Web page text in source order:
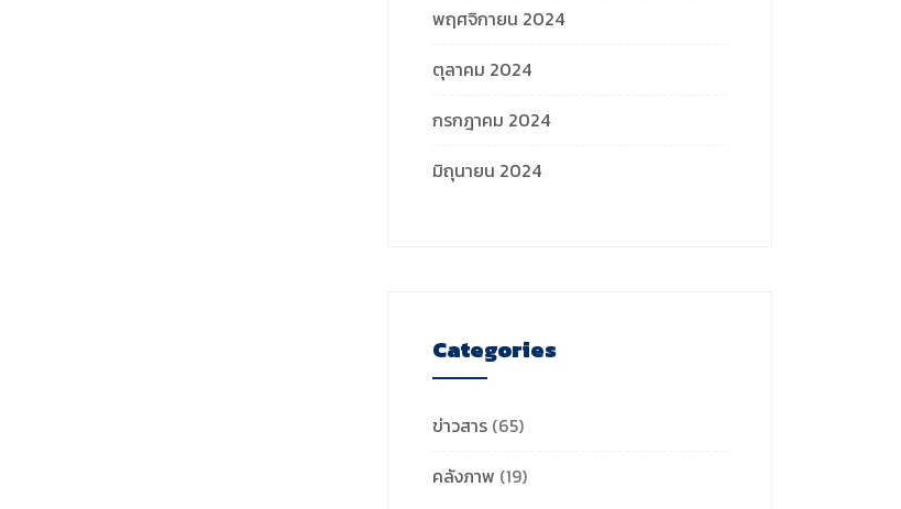
พฤศจิกายน 2024
ตุลาคม 2024
กรกฎาคม 2024
มิถุนายน 2024
Categories
ข่าวสาร (65)
คลังภาพ (19)